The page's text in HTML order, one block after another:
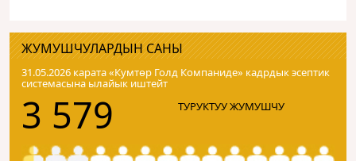
ЖУМУШЧУЛАРДЫН САНЫ
31.05.2026 карата «Кумтɵр Голд Компаниде» кадрдык эсептик
системасына ылайык иштейт
3 579 ТУРУКТУУ ЖУМУШЧУ